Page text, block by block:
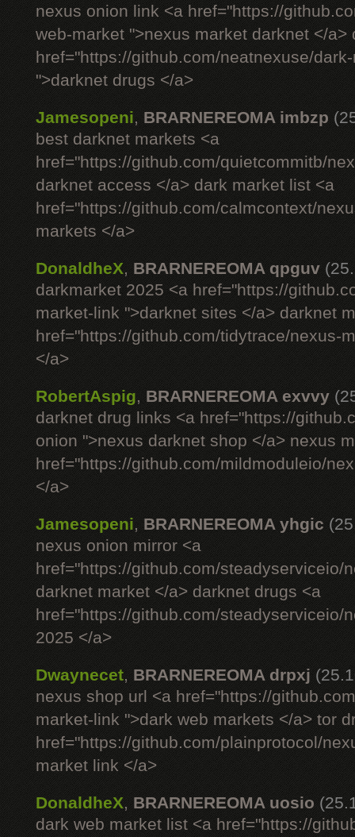
nexus onion link <a href="https://
web-market ">nexus market darknet </
href="https://github.com/neatnexuse/
">darknet drugs </a>
Jamesopeni, BRARNEREOMA imbzp
best darknet markets <a
href="https://github.com/quietcommitb/
darknet access </a> dark market list <a
href="https://github.com/calmcontext/
markets </a>
DonaldheX, BRARNEREOMA qpguv
darkmarket 2025 <a href="https://
market-link ">darknet sites </a> darknet
href="https://github.com/tidytrace/nexus-
</a>
RobertAspig, BRARNEREOMA exvvy
darknet drug links <a href="https://
onion ">nexus darknet shop </a> nexus
href="https://github.com/mildmoduleio/
</a>
Jamesopeni, BRARNEREOMA yhgic
nexus onion mirror <a
href="https://github.com/steadyserviceio/
darknet market </a> darknet drugs <a
href="https://github.com/steadyserviceio/
2025 </a>
Dwaynecet, BRARNEREOMA drpxj
nexus shop url <a href="https://
market-link ">dark web markets </a> tor
href="https://github.com/plainprotocol/
market link </a>
DonaldheX, BRARNEREOMA uosio
dark web market list <a href="https://